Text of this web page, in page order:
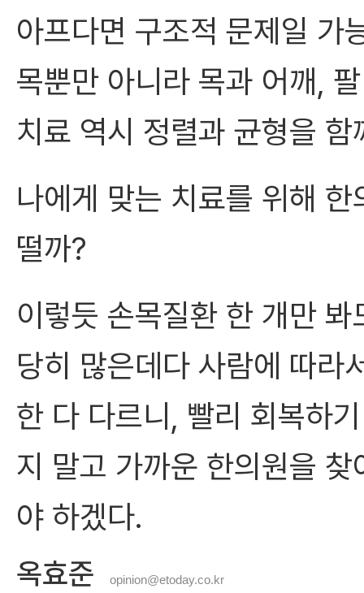
아프다면 구조적 문제일 가
목뿐만 아니라 목과 어깨,
치료 역시 정렬과 균형을
나에게 맞는 치료를 위해
떨까?
이렇듯 손목질환 한 개만
당히 많은데다 사람에 따라
한 다 다르니, 빨리 회복하
지 말고 가까운 한의원을
야 하겠다.
옥효준 opinion@etoday.co.kr